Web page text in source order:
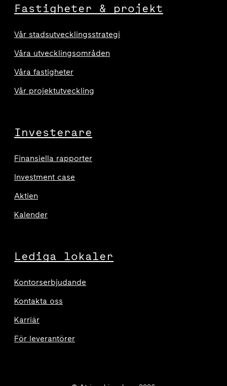
Fastigheter & projekt
Vår stadsutvecklingsstrategi
Våra utvecklingsområden
Våra fastigheter
Vår projektutveckling
Investerare
Finansiella rapporter
Investment case
Aktien
Kalender
Lediga lokaler
Kontorserbjudande
Kontakta oss
Karriär
För leverantörer